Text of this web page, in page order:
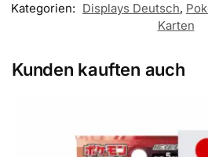
Kategorien: Displays Deutsch,
Karten
Kunden kauften auch